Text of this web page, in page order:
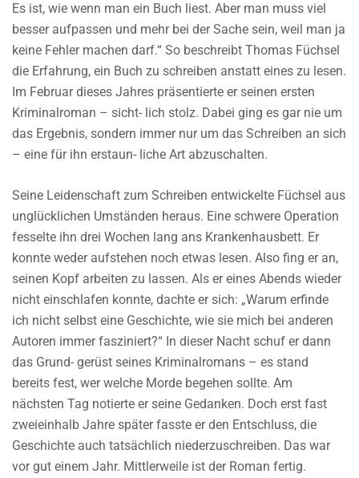
Es ist, wie wenn man ein Buch liest. Aber man muss viel
besser aufpassen und mehr bei der Sache sein, weil man ja
keine Fehler machen darf.“ So beschreibt Thomas Füchsel
die Erfahrung, ein Buch zu schreiben anstatt eines zu lesen.
Im Februar dieses Jahres präsentierte er seinen ersten
Kriminalroman – sicht- lich stolz. Dabei ging es gar nie um
das Ergebnis, sondern immer nur um das Schreiben an sich
– eine für ihn erstaun- liche Art abzuschalten.
Seine Leidenschaft zum Schreiben entwickelte Füchsel aus
unglücklichen Umständen heraus. Eine schwere Operation
fesselte ihn drei Wochen lang ans Krankenhausbett. Er
konnte weder aufstehen noch etwas lesen. Also fing er an,
seinen Kopf arbeiten zu lassen. Als er eines Abends wieder
nicht einschlafen konnte, dachte er sich: „Warum erfinde
ich nicht selbst eine Geschichte, wie sie mich bei anderen
Autoren immer fasziniert?“ In dieser Nacht schuf er dann
das Grund- gerüst seines Kriminalromans – es stand
bereits fest, wer welche Morde begehen sollte. Am
nächsten Tag notierte er seine Gedanken. Doch erst fast
zweieinhalb Jahre später fasste er den Entschluss, die
Geschichte auch tatsächlich niederzuschreiben. Das war
vor gut einem Jahr. Mittlerweile ist der Roman fertig.